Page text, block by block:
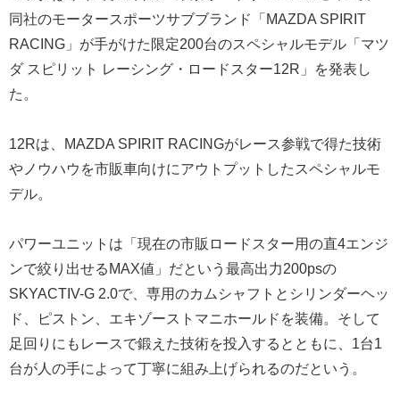
同社のモータースポーツサブブランド「MAZDA SPIRIT
RACING」が手がけた限定200台のスペシャルモデル「マツ
ダ スピリット レーシング・ロードスター12R」を発表し
た。
12Rは、MAZDA SPIRIT RACINGがレース参戦で得た技術
やノウハウを市販車向けにアウトプットしたスペシャルモ
デル。
パワーユニットは「現在の市販ロードスター用の直4エンジ
ンで絞り出せるMAX値」だという最高出力200psの
SKYACTIV-G 2.0で、専用のカムシャフトとシリンダーヘッ
ド、ピストン、エキゾーストマニホールドを装備。そして
足回りにもレースで鍛えた技術を投入するとともに、1台1
台が人の手によって丁寧に組み上げられるのだという。